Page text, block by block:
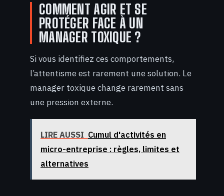
COMMENT AGIR ET SE
PROTÉGER FACE À UN
MANAGER TOXIQUE ?
Si vous identifiez ces comportements,
l’attentisme est rarement une solution. Le
manager toxique change rarement sans
une pression externe.
LIRE AUSSI Cumul d'activités en
micro-entreprise : règles, limites et
alternatives